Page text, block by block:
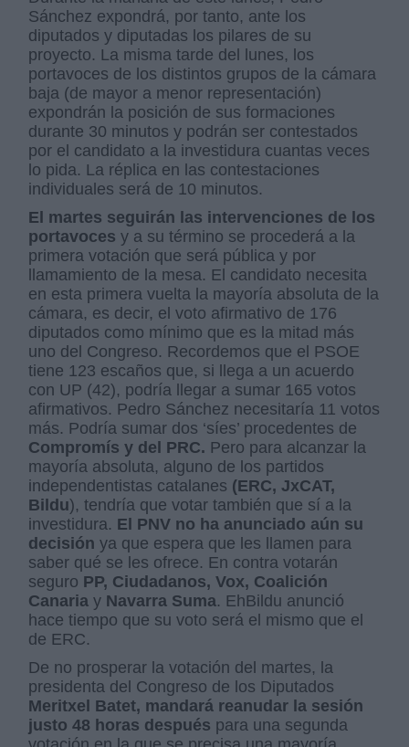
Sánchez expondrá, por tanto, ante los
diputados y diputadas los pilares de su
proyecto. La misma tarde del lunes, los
portavoces de los distintos grupos de la cámara
baja (de mayor a menor representación)
expondrán la posición de sus formaciones
durante 30 minutos y podrán ser contestados
por el candidato a la investidura cuantas veces
lo pida. La réplica en las contestaciones
individuales será de 10 minutos.
El martes seguirán las intervenciones de los
portavoces y a su término se procederá a la
primera votación que será pública y por
llamamiento de la mesa. El candidato necesita
en esta primera vuelta la mayoría absoluta de la
cámara, es decir, el voto afirmativo de 176
diputados como mínimo que es la mitad más
uno del Congreso. Recordemos que el PSOE
tiene 123 escaños que, si llega a un acuerdo
con UP (42), podría llegar a sumar 165 votos
afirmativos. Pedro Sánchez necesitaría 11 votos
más. Podría sumar dos ‘síes’ procedentes de
Compromís y del PRC. Pero para alcanzar la
mayoría absoluta, alguno de los partidos
independentistas catalanes (ERC, JxCAT,
Bildu), tendría que votar también que sí a la
investidura. El PNV no ha anunciado aún su
decisión ya que espera que les llamen para
saber qué se les ofrece. En contra votarán
seguro PP, Ciudadanos, Vox, Coalición
Canariay Navarra Suma. EhBildu anunció
hace tiempo que su voto será el mismo que el
de ERC.
De no prosperar la votación del martes, la
presidenta del Congreso de los Diputados
Meritxel Batet, mandará reanudar la sesión
justo 48 horas después para una segunda